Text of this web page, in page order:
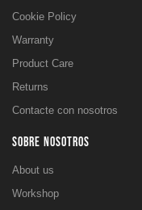
Cookie Policy
Warranty
Product Care
Returns
Contacte con nosotros
SOBRE NOSOTROS
About us
Workshop